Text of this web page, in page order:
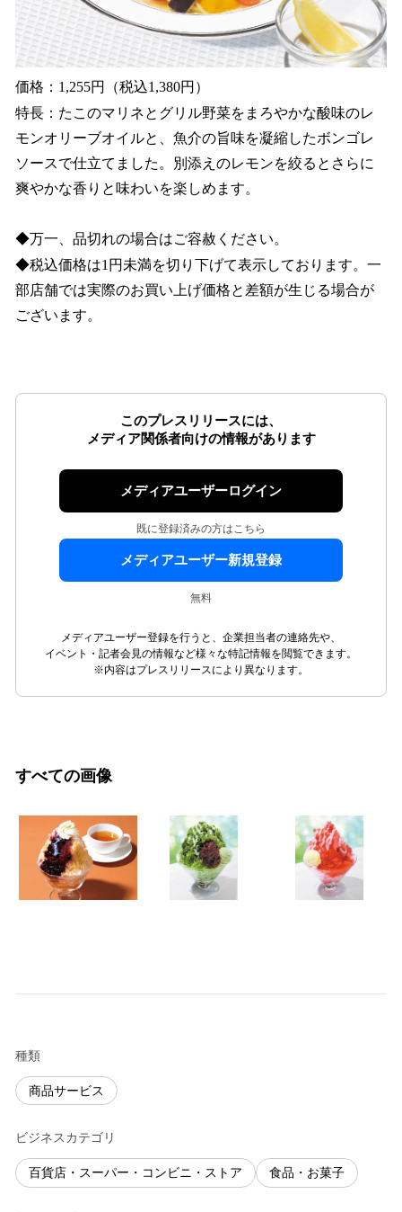
価格：1,255円（税込1,380円）
特長：たこのマリネとグリル野菜をまろやかな酸味のレ
モンオリーブオイルと、魚介の旨味を凝縮したボンゴレ
ソースで仕立てました。別添えのレモンを絞るとさらに
爽やかな香りと味わいを楽しめます。
◆万一、品切れの場合はご容赦ください。
◆税込価格は1円未満を切り下げて表示しております。一
部店舗では実際のお買い上げ価格と差額が生じる場合が
ございます。
このプレスリリースには、
メディア関係者向けの情報があります
メディアユーザーログイン
既に登録済みの方はこちら
メディアユーザー新規登録
無料
メディアユーザー登録を行うと、企業担当者の連絡先や、
イベント・記者会見の情報など様々な特記情報を閲覧できます。
※内容はプレスリリースにより異なります。
すべての画像
種類
商品サービス
ビジネスカテゴリ
百貨店・スーパー・コンビニ・ストア 食品・お菓子